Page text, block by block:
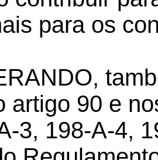
para os
artigo 90 e
3, 198-A-4,